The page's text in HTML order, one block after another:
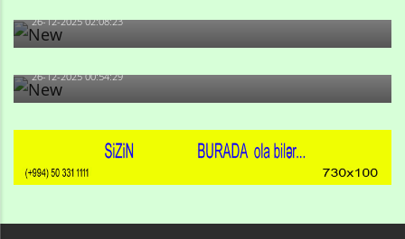
26-12-2025 02:08:23
-Ay qız, sən məhkəməni udmayacaqsan... Sən bilirsən
də, məni...
26-12-2025 00:54:29